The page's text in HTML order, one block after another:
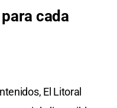
cada
El Litoral